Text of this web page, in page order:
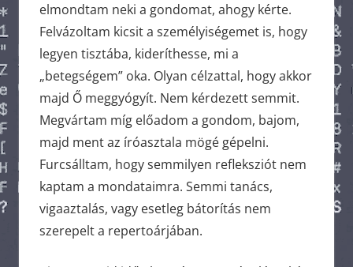
elmondtam neki a gondomat, ahogy kérte.
Felvázoltam kicsit a személyiségemet is, hogy
legyen tisztába, kideríthesse, mi a
„betegségem” oka. Olyan célzattal, hogy akkor
majd Ő meggyógyít. Nem kérdezett semmit.
Megvártam míg előadom a gondom, bajom,
majd ment az íróasztala mögé gépelni.
Furcsálltam, hogy semmilyen refleksziót nem
kaptam a mondataimra. Semmi tanács,
vigaaztalás, vagy esetleg bátorítás nem
szerepelt a repertoárjában.